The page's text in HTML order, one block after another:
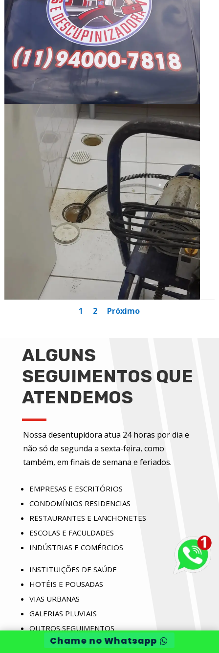
1 2 Próximo
ALGUNS
SEGUIMENTOS QUE
ATENDEMOS
Nossa desentupidora atua 24 horas por dia e
não só de segunda a sexta-feira, como
também, em finais de semana e feriados.
EMPRESAS E ESCRITÓRIOS
CONDOMÍNIOS RESIDENCIAS
RESTAURANTES E LANCHONETES
ESCOLAS E FACULDADES
INDÚSTRIAS E COMÉRCIOS
INSTITUIÇÕES DE SAÚDE
HOTÉIS E POUSADAS
VIAS URBANAS
GALERIAS PLUVIAIS
OUTROS SEGUIMENTOS
Chame no Whatsapp